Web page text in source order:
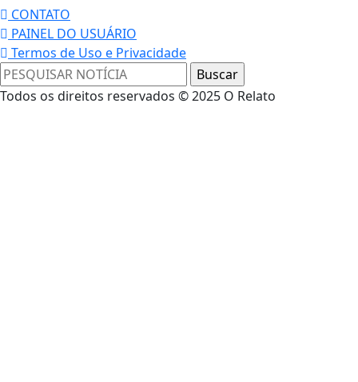
CONTATO
PAINEL DO USUÁRIO
Termos de Uso e Privacidade
Todos os direitos reservados © 2025 O Relato